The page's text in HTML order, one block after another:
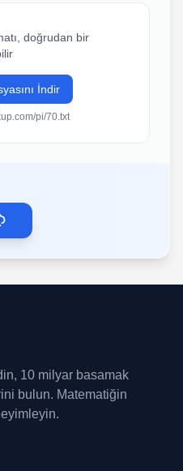
doğrudan bir
İndir
pi/70.txt
10 milyar basamak
bulun. Matematiğin